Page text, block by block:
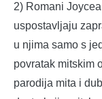
2) Romani
uspostavljaju
u njima samo s
povratak mitskim
parodija mita i